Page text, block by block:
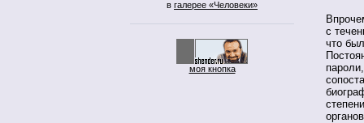
в галерее «Человеки»
моя кнопка
с
что